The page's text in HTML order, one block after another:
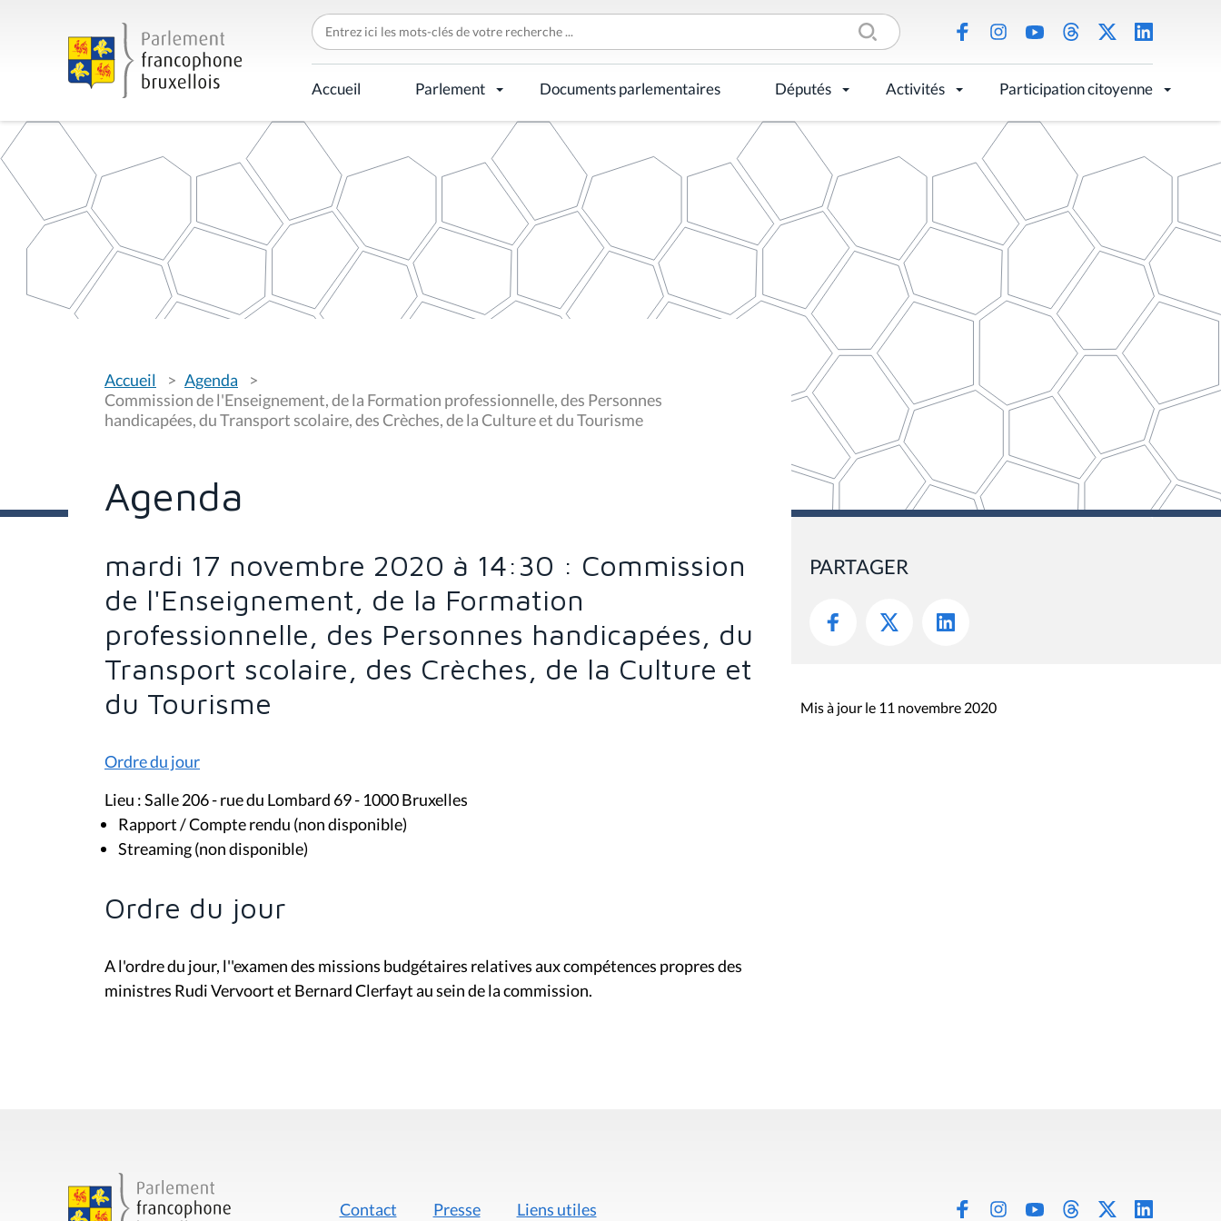
C
h
e
r
c
h
r
p
Accueil Parlement Documents parlementaires Députés Activités Participation citoyenne
o
u
s
ê
c
i
Accueil
Agenda
Commission de l'Enseignement, de la Formation professionnelle, des Personnes
handicapées, du Transport scolaire, des Crèches, de la Culture et du Tourisme
Agenda
mardi 17 novembre 2020 à 14:30 : Commission
de l'Enseignement, de la Formation
professionnelle, des Personnes handicapées, du
Transport scolaire, des Crèches, de la Culture et
du Tourisme
Ordre du jour
Lieu : Salle 206 - rue du Lombard 69 - 1000 Bruxelles
Rapport / Compte rendu (non disponible)
Streaming (non disponible)
Ordre du jour
A l'ordre du jour, l''examen des missions budgétaires relatives aux compétences propres des
ministres Rudi Vervoort et Bernard Clerfayt au sein de la commission.
PARTAGER
Mis à jour le 11 novembre 2020
Contact Presse Liens utiles